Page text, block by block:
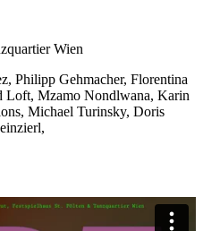
Wien
Philipp Gehmacher, Florentina
Loft, Mzamo Nondlwana, Karin
Michael Turinsky, Doris